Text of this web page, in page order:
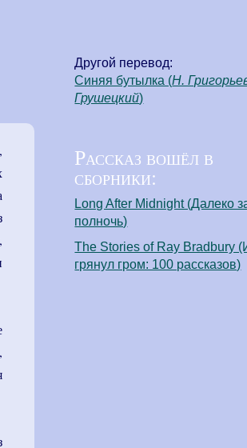
Другой перевод:
Синяя бутылка (Н.
Грушецкий)
Рассказ вошёл в
сборники:
Long After Midnight (Далеко
полночь)
The Stories of Ray Bradbury
грянул гром: 100 рассказов)